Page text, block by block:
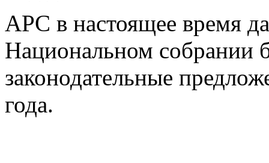
APC в настоящее время
Национальном собрании
законодательные
года.